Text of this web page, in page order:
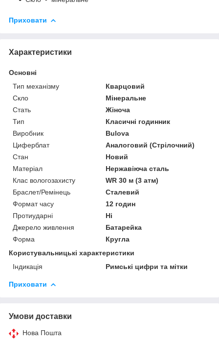
Приховати
Характеристики
Основні
Тип механізму
Кварцовий
Скло
Мінеральне
Стать
Жіноча
Тип
Класичні годинник
Виробник
Bulova
Циферблат
Аналоговий (Стрілочний)
Стан
Новий
Матеріал
Нержавіюча сталь
Клас вологозахисту
WR 30 м (3 атм)
Браслет/Ремінець
Сталевий
Формат часу
12 годин
Протиударні
Ні
Джерело живлення
Батарейка
Форма
Кругла
Користувальницькі характеристики
Індикація
Римські цифри та мітки
Приховати
Умови доставки
Нова Пошта